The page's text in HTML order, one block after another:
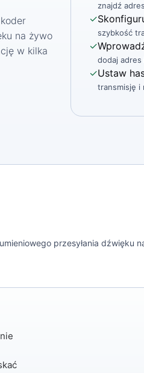
na żywo
w kilka
znajdź
✓
szybkość
✓
dodaj
✓Ustaw
transmisję i
przesyłania